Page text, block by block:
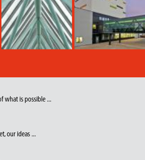
what is possible ...
our ideas ...